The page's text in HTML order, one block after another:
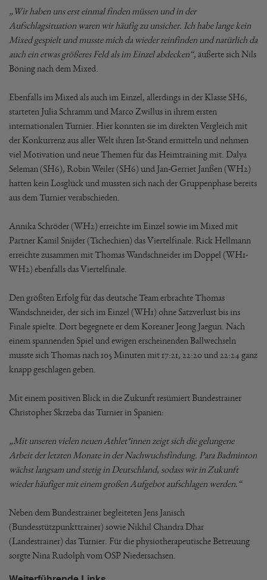
„Wir haben uns erst einmal finden müssen und in der
Aufschlagsituation waren wir häufig zu unsicher. Ich habe lange kein
Mixed gespielt und musste mich da wieder reinfinden und natürlich da
auch ein etwas größeres Feld als im Einzel abdecken“, äußerte sich Nils
Böning nach dem Mixed.
Ebenfalls im Mixed als auch im Einzel, allerdings in der Klasse SH6,
starteten Julia Schramm und Marco Zwillus in ihrem ersten
internationalen Turnier. Hier konnten sie im direkten Vergleich mit
der Konkurrenz aus aller Welt ihren Ist-Stand ermitteln und nehmen
viel Motivation und neue Themen für das Heimtraining mit. Dalya
Seleman (SH6), Robin Weiler (SH6) und Jan-Gerriet Janßen (WH2)
hatten kein Losglück und mussten sich nach der Gruppenphase bereits
aus dem Turnier verabschieden.
Annika Schröder (WH2) erreichte im Einzel sowie im Mixed mit
Partner Kamil Snijder (Tschechien) das Viertelfinale. Rick Hellmann
erreichte zusammen mit Thomas Wandschneider im Doppel (WH1-
WH2) ebenfalls das Viertelfinale.
Den größten Erfolg für das deutsche Team erbrachte Thomas
Wandschneider, der sich im Einzel (WH1) ohne Satzverlust bis ins
Finale spielte. Dort begegnete er dem Koreaner Jeong Jaegun. Nach
einem spannenden Spiel und ewigen erscheinenden Ballwechseln
musste sich Thomas nach 105 Minuten mit 17:21, 22:20 und 22:24 ganz
knapp geschlagen geben.
Mit einem positiven Blick in die Zukunft resümiert Bundestrainer
Christopher Skrzeba das Turnier in Spanien:
„Mit unseren vielen neuen Athlet*innen zeigt sich die gelungene
Arbeit der letzten Monate in der Nachwuchsfindung. Para Badminton
wächst langsam und stetig in Deutschland, sodass wir in Zukunft
wieder häufiger mit einem großen Aufgebot aufschlagen werden.“
Neben dem Bundestrainer begleiteten Jens Janisch
(Bundesstützpunkttrainer) sowie Nikhil Chandra Dhar
(Landestrainer) das Turnier. Für die physiotherapeutische Betreuung
sorgte Nina Rudolph vom OSP Niedersachsen.